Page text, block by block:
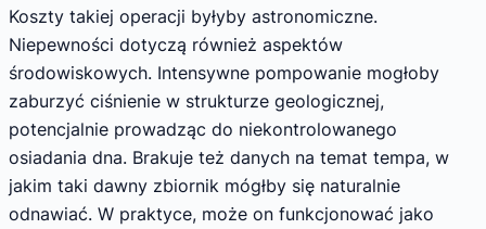
Koszty takiej operacji byłyby astronomiczne.
Niepewności dotyczą również aspektów
środowiskowych. Intensywne pompowanie mogłoby
zaburzyć ciśnienie w strukturze geologicznej,
potencjalnie prowadząc do niekontrolowanego
osiadania dna. Brakuje też danych na temat tempa, w
jakim taki dawny zbiornik mógłby się naturalnie
odnawiać. W praktyce, może on funkcjonować jako